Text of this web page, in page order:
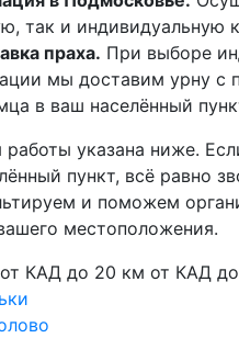
так и индивидуальную
праха. При выборе
мы доставим урну с
в ваш населённый
работы указана ниже.
пункт, всё равно
и поможем
местоположения.
КАД до 20 км от КАД